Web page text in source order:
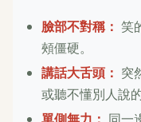
臉部不對稱： 笑
頰僵硬。
講話大舌頭： 突
或聽不懂別人說的